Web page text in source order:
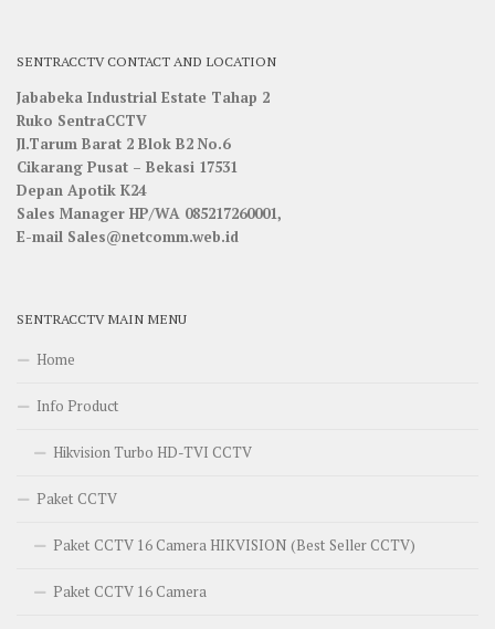
SENTRACCTV CONTACT AND LOCATION
Jababeka Industrial Estate Tahap 2
Ruko SentraCCTV
Jl.Tarum Barat 2 Blok B2 No.6
Cikarang Pusat – Bekasi 17531
Depan Apotik K24
Sales Manager HP/WA 085217260001,
E-mail Sales@netcomm.web.id
SENTRACCTV MAIN MENU
Home
Info Product
Hikvision Turbo HD-TVI CCTV
Paket CCTV
Paket CCTV 16 Camera HIKVISION (Best Seller CCTV)
Paket CCTV 16 Camera